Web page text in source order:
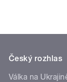
Český rozhlas
Válka na